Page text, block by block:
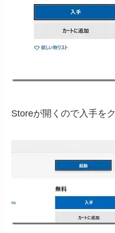
Storeが開くので入手を